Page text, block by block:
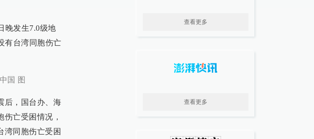
晚发生7.0级地
有台湾同胞伤亡
国 图
后，国台办、海
亡受困情况，
湾同胞伤亡受困
查看更多
查看更多